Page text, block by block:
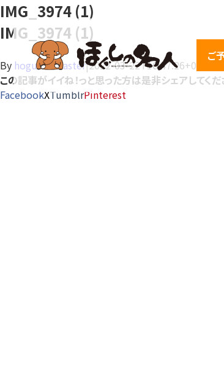
ご
IMG_3974 (1)
IMG_3974 (1)
By hogushi-master|2022-03-22T16:47:26+09:00
この記事がイイね！っと思った方は是非シェアしてくだ
FacebookXTumblrPinterest